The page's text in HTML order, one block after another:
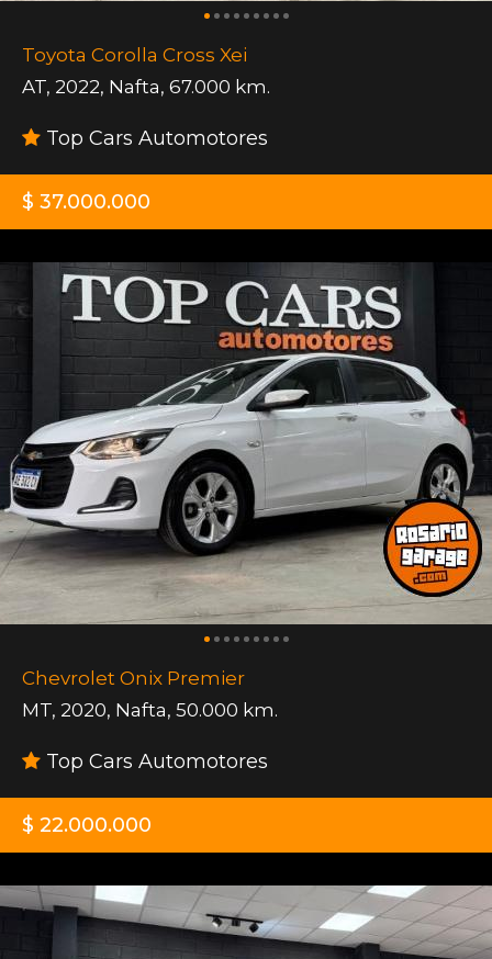
Toyota Corolla Cross Xei
AT, 2022, Nafta, 67.000 km.
Top Cars Automotores
$ 37.000.000
Chevrolet Onix Premier
MT, 2020, Nafta, 50.000 km.
Top Cars Automotores
$ 22.000.000